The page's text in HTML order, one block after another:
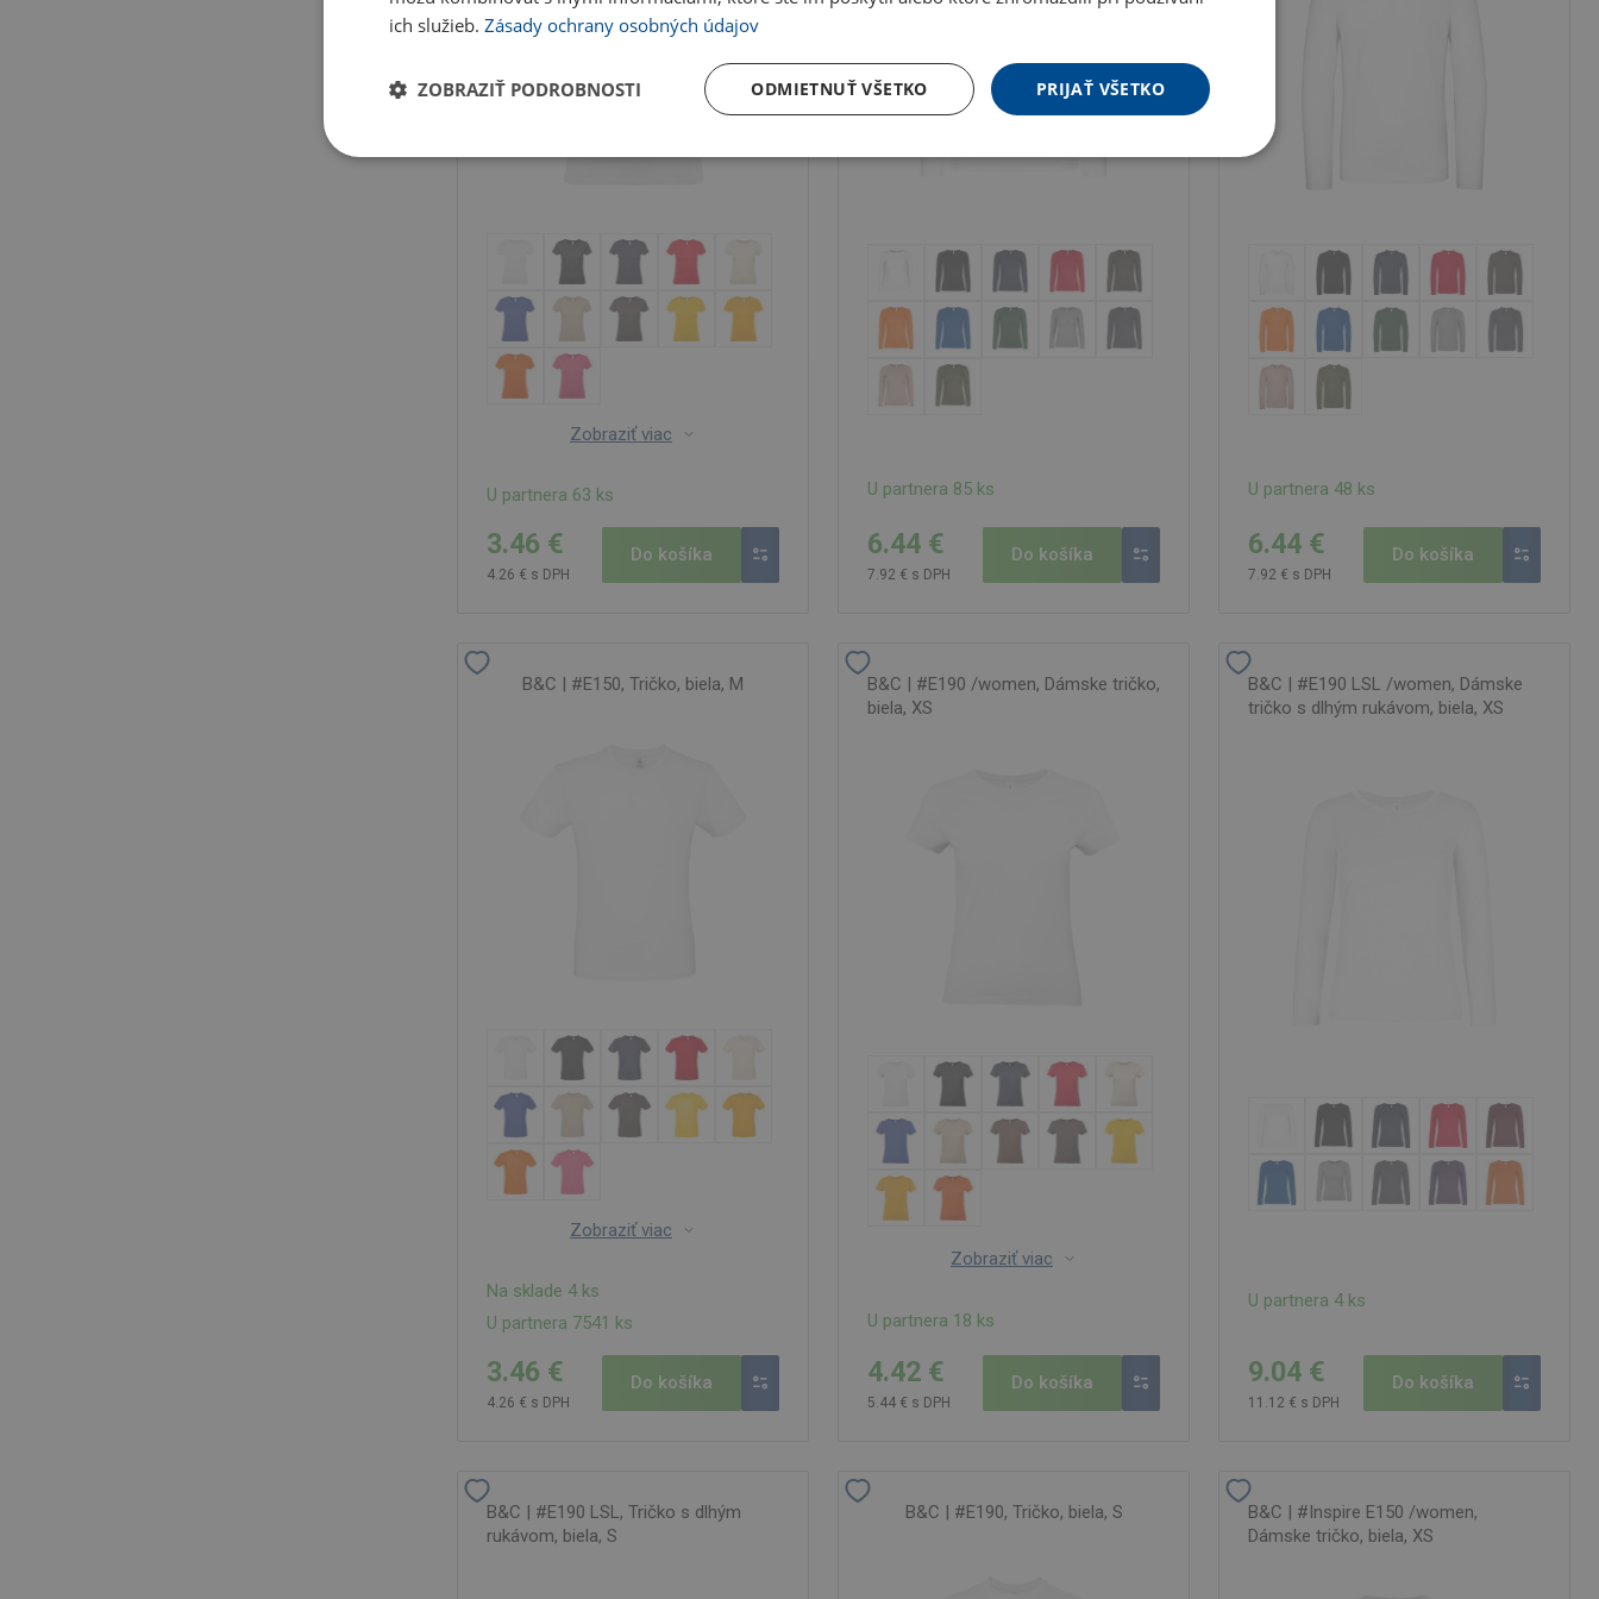
Zobraziť viac
U partnera 63 ks
3.46 €
4.26 € s DPH
Do košíka
U partnera 85 ks
6.44 €
7.92 € s DPH
Do košíka
U partnera 48 ks
6.44 €
7.92 € s DPH
Do košíka
B&C | #E150, Tričko, biela, M
Zobraziť viac
Na sklade 4 ks
U partnera 7541 ks
3.46 €
4.26 € s DPH
Do košíka
B&C | #E190 /women, Dámske tričko,
biela, XS
Zobraziť viac
U partnera 18 ks
4.42 €
5.44 € s DPH
Do košíka
B&C | #E190 LSL /women, Dámske
tričko s dlhým rukávom, biela, XS
U partnera 4 ks
9.04 €
11.12 € s DPH
Do košíka
B&C | #E190 LSL, Tričko s dlhým
rukávom, biela, S
B&C | #E190, Tričko, biela, S
B&C | #Inspire E150 /women,
Dámske tričko, biela, XS
ich služieb. Zásady ochrany osobných údajov
PRIJAŤ VŠETKO
ODMIETNUŤ VŠETKO
ZOBRAZIŤ PODROBNOSTI